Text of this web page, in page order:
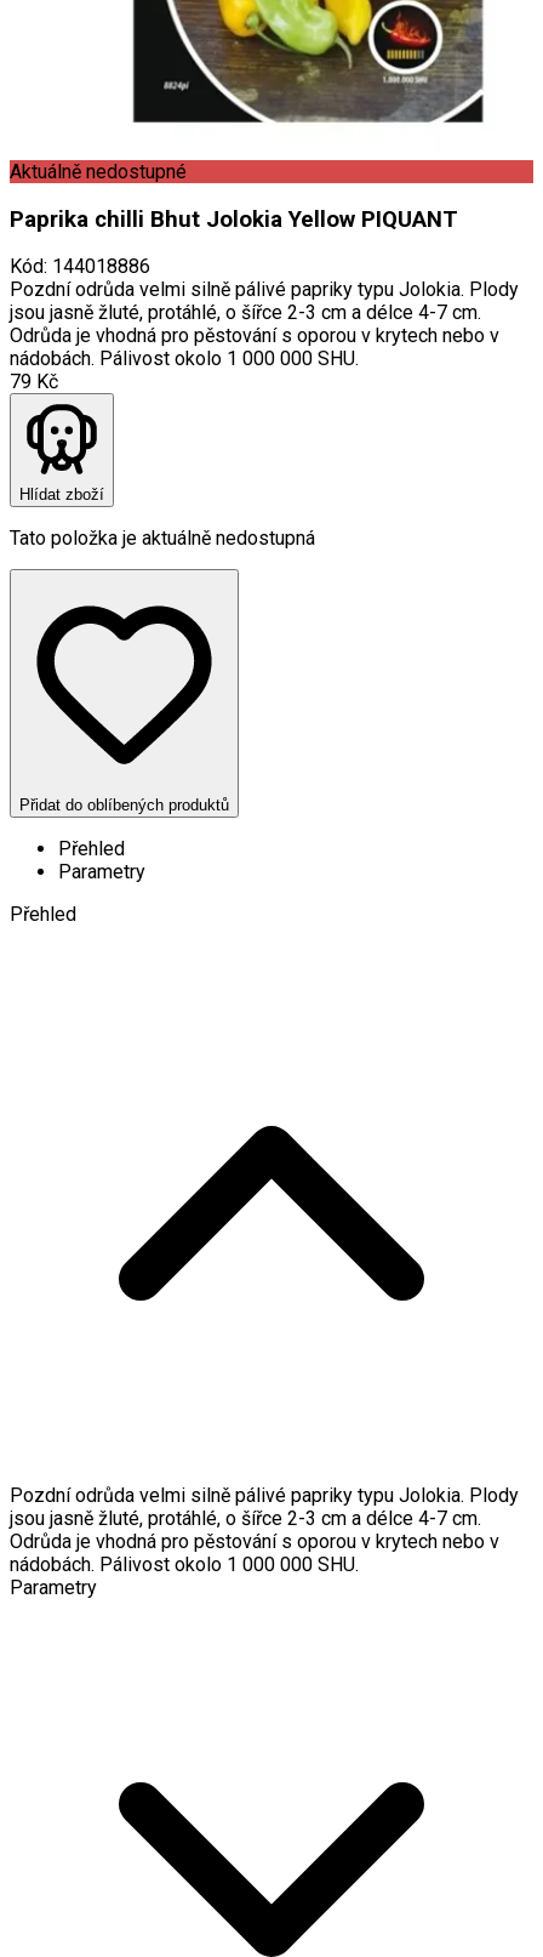
Aktuálně nedostupné
Paprika chilli Bhut Jolokia Yellow PIQUANT
Kód: 144018886
Pozdní odrůda velmi silně pálivé papriky typu Jolokia. Plody
jsou jasně žluté, protáhlé, o šířce 2-3 cm a délce 4-7 cm.
Odrůda je vhodná pro pěstování s oporou v krytech nebo v
nádobách. Pálivost okolo 1 000 000 SHU.
79 Kč
Hlídat zboží
Tato položka je aktuálně nedostupná
Přidat do oblíbených produktů
Přehled
Parametry
Přehled
Pozdní odrůda velmi silně pálivé papriky typu Jolokia. Plody
jsou jasně žluté, protáhlé, o šířce 2-3 cm a délce 4-7 cm.
Odrůda je vhodná pro pěstování s oporou v krytech nebo v
nádobách. Pálivost okolo 1 000 000 SHU.
Parametry